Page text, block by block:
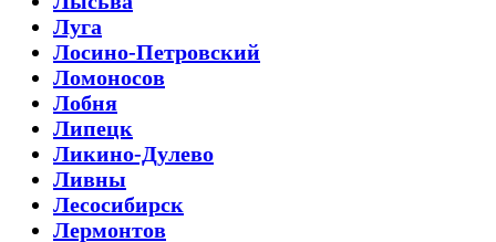
Луга
Лосино-Петровский
Ломоносов
Лобня
Липецк
Ликино-Дулево
Ливны
Лесосибирск
Лермонтов